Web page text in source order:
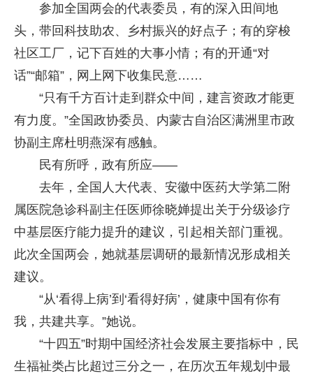
参加全国两会的代表委员，有的深入田间地
头，带回科技助农、乡村振兴的好点子；有的穿梭
社区工厂，记下百姓的大事小情；有的开通“对
话”“邮箱”，网上网下收集民意……
“只有千方百计走到群众中间，建言资政才能更
有力度。”全国政协委员、内蒙古自治区满洲里市政
协副主席杜明燕深有感触。
民有所呼，政有所应——
去年，全国人大代表、安徽中医药大学第二附
属医院急诊科副主任医师徐晓婵提出关于分级诊疗
中基层医疗能力提升的建议，引起相关部门重视。
此次全国两会，她就基层调研的最新情况形成相关
建议。
“从‘看得上病’到‘看得好病’，健康中国有你有
我，共建共享。”她说。
“十四五”时期中国经济社会发展主要指标中，民
生福祉类占比超过三分之一，在历次五年规划中最